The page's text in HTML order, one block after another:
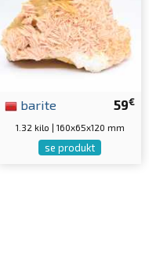
59€
barite
1.32 kilo | 160x65x120 mm
se produkt